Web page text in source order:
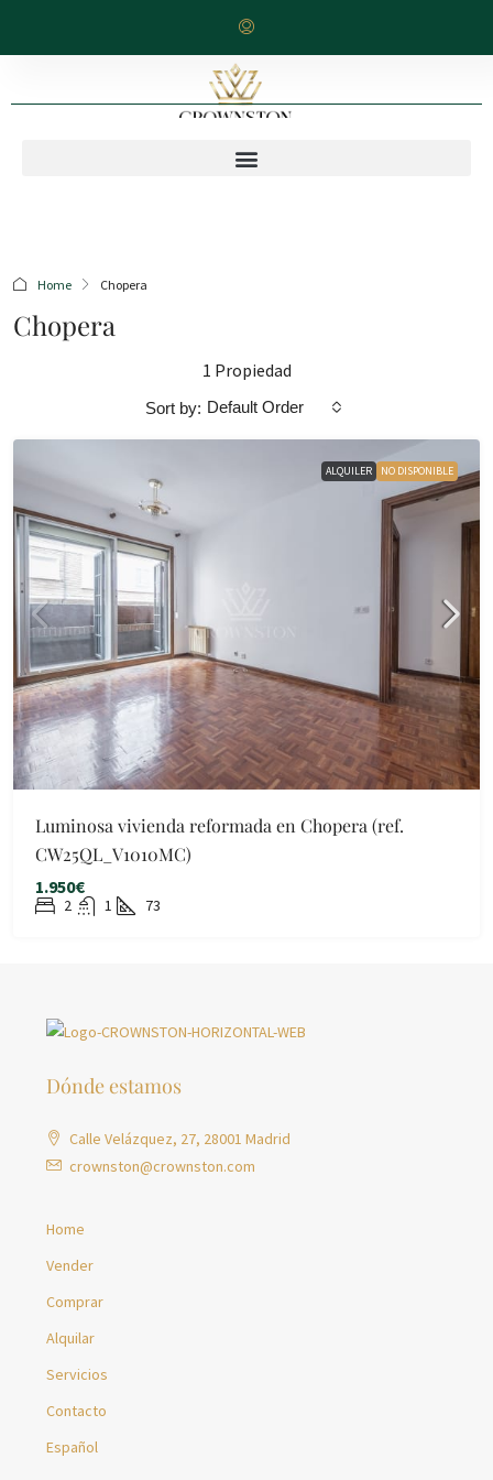
Home Chopera
Chopera
1 Propiedad
Sort by: Default Order
ALQUILER NO DISPONIBLE
Luminosa vivienda reformada en Chopera (ref.
CW25QL_V1010MC)
1.950€
2 1 73
Dónde estamos
Calle Velázquez, 27, 28001 Madrid
crownston@crownston.com
Home
Vender
Comprar
Alquilar
Servicios
Contacto
Español